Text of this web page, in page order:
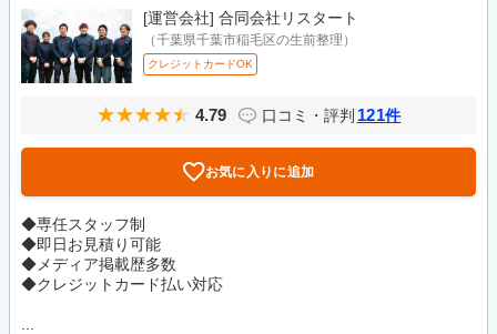
[運営会社] 合同会社リスタート
（千葉県千葉市稲毛区の生前整理）
クレジットカードOK
4.79 口コミ・評判 121件
お気に入りに追加
◆専任スタッフ制
◆即日お見積り可能
◆メディア掲載歴多数
◆クレジットカード払い対応